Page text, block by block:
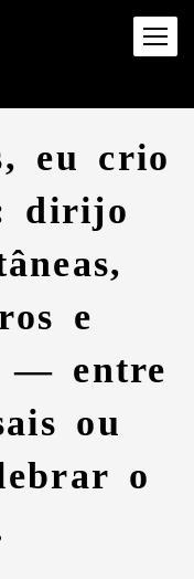
eu crio
dirijo
e
— entre
ou
o